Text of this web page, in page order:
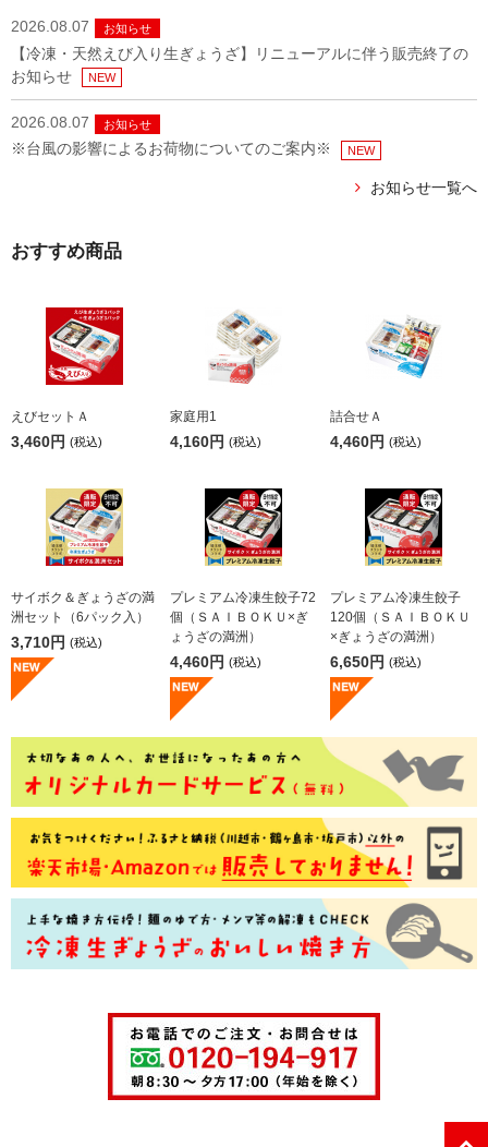
2026.08.07 お知らせ
【冷凍・天然えび入り生ぎょうざ】リニューアルに伴う販売終了の
お知らせ
NEW
2026.08.07 お知らせ
※台風の影響によるお荷物についてのご案内※ NEW
お知らせ一覧へ
おすすめ商品
えびセットＡ
3,460円 (税込)
家庭用1
4,160円 (税込)
詰合せＡ
4,460円 (税込)
サイボク＆ぎょうざの満
洲セット（6パック入）
3,710円 (税込)
プレミアム冷凍生餃子72
個（ＳＡＩＢＯＫＵ×ぎ
ょうざの満洲）
4,460円 (税込)
プレミアム冷凍生餃子
120個（ＳＡＩＢＯＫＵ
×ぎょうざの満洲）
6,650円 (税込)